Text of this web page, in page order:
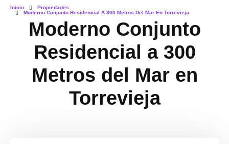
Inicio
Propiedades
Moderno Conjunto Residencial A 300 Metros Del Mar En Torrevieja
Moderno Conjunto
Residencial a 300
Metros del Mar en
Torrevieja